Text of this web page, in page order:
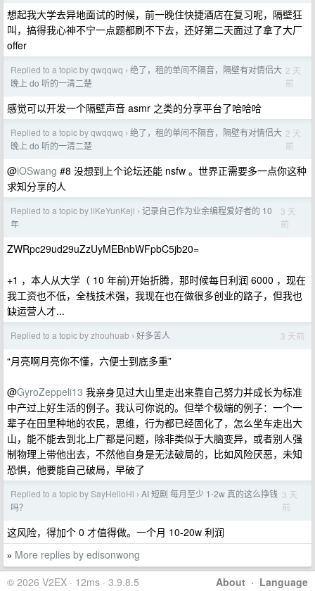
想起我大学去异地面试的时候，前一晚住快捷酒店在复习呢，隔壁狂
叫，搞得我心神不宁一点题都刷不下去，还好第二天面过了拿了大厂
offer
Replied to a topic by qwqqwq › 绝了，租的单间不隔音，隔壁有对情侣大
晚上 do 听的一清二楚
2 天
前
感觉可以开发一个隔壁声音 asmr 之类的分享平台了哈哈哈
Replied to a topic by qwqqwq › 绝了，租的单间不隔音，隔壁有对情侣大
晚上 do 听的一清二楚
2 天
前
@iOSwang #8 没想到上个论坛还能 nsfw 。世界正需要多一点你这种
求知分享的人
Replied to a topic by liKeYunKeji › 记录自己作为业余编程爱好者的 10
年
3 天
前
ZWRpc29ud29uZzUyMEBnbWFpbC5jb20=
+1 ，本人从大学（ 10 年前)开始折腾，那时候每日利润 6000 ，现在
我工资也不低，全栈技术强，我现在也在做很多创业的路子，但我也
缺运营人才...
Replied to a topic by zhouhuab › 好多苦人 3 天前
“月亮啊月亮你不懂，六便士到底多重”
@GyroZeppeli13 我亲身见过大山里走出来靠自己努力并成长为标准
中产过上好生活的例子。我认可你说的。但举个极端的例子：一个一
辈子在田里种地的农民，思维，行为都已经固化了，怎么坐车走出大
山，能不能去到北上广都是问题，除非类似于大脑变异，或者别人强
制物理上带他出去，不然他自身是无法破局的，比如风险厌恶，未知
恐惧，他要能自己破局，早破了
Replied to a topic by SayHelloHi › AI 短剧 每月至少 1-2w 真的这么挣钱
吗？
3 天
前
这风险，得加个 0 才值得做。一个月 10-20w 利润
» More replies by edisonwong
About · Language
© 2026 V2EX · 12ms · 3.9.8.5